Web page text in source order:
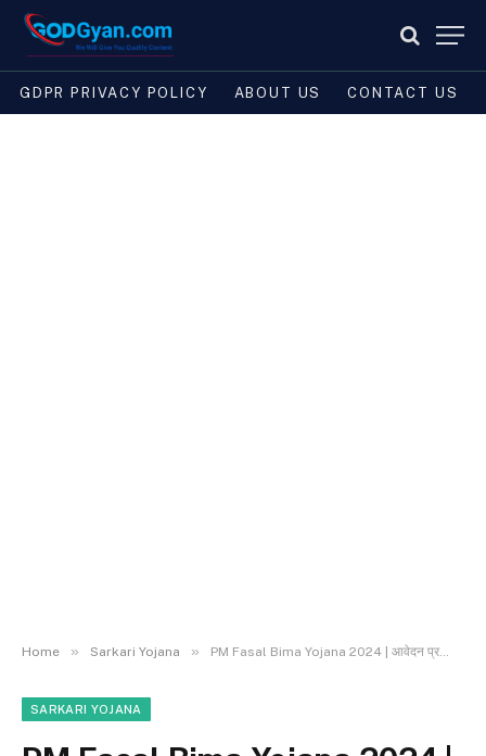
GDPR PRIVACY POLICY ABOUT US CONTACT US
Home » Sarkari Yojana » PM Fasal Bima Yojana 2024 | आवेदन प्रक्रिया, पात्रता, लाभ, दस्तावेज जाने पूरी जानकारी
SARKARI YOJANA